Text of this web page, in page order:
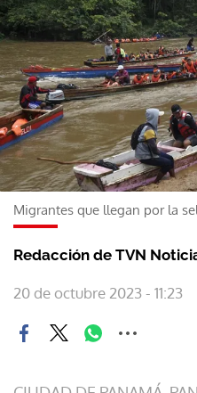
Migrantes que llegan por la
Redacción de TVN
20 de octubre 2023 - 11:23